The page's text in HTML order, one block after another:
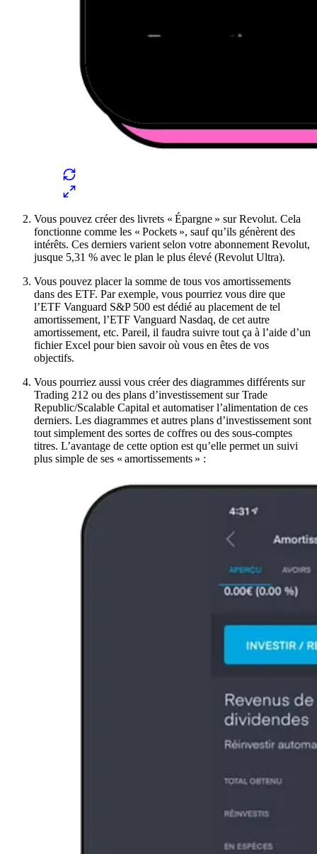
Vous pouvez créer des livrets « Épargne » sur Revolut. Cela
fonctionne comme les « Pockets », sauf qu’ils génèrent des
intérêts. Ces derniers varient selon votre abonnement Revolut,
jusque 5,31 % avec le plan le plus élevé (Revolut Ultra).
Vous pouvez placer la somme de tous vos amortissements
dans des ETF. Par exemple, vous pourriez vous dire que
l’ETF Vanguard S&P 500 est dédié au placement de tel
amortissement, l’ETF Vanguard Nasdaq, de cet autre
amortissement, etc. Pareil, il faudra suivre tout ça à l’aide d’un
fichier Excel pour bien savoir où vous en êtes de vos
objectifs.
Vous pourriez aussi vous créer des diagrammes différents sur
Trading 212 ou des plans d’investissement sur Trade
Republic/Scalable Capital et automatiser l’alimentation de ces
derniers. Les diagrammes et autres plans d’investissement sont
tout simplement des sortes de coffres ou des sous-comptes
titres. L’avantage de cette option est qu’elle permet un suivi
plus simple de ses « amortissements » :